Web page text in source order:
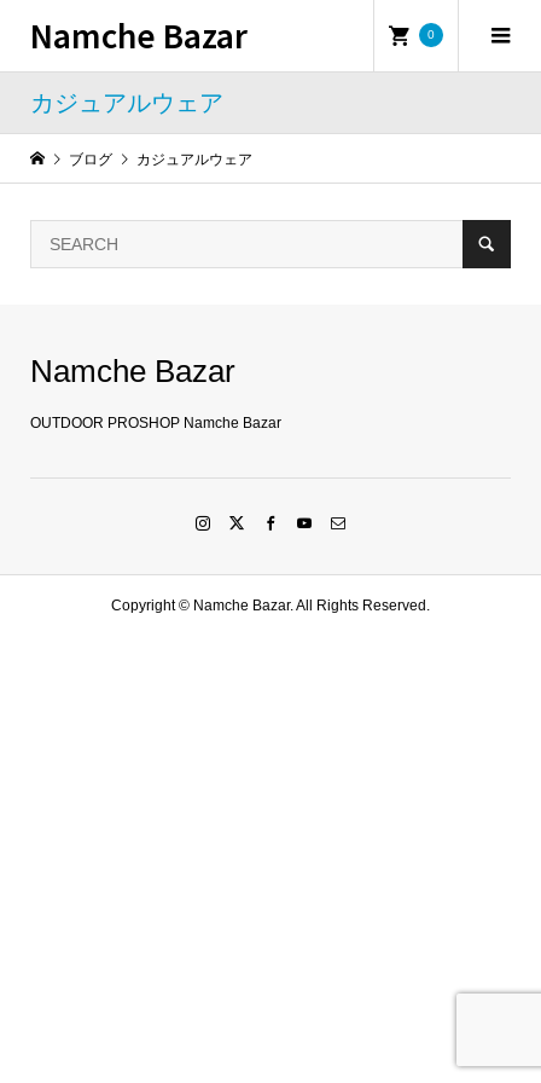
Namche Bazar 0
カジュアルウェア
ブログ カジュアルウェア
Namche Bazar
OUTDOOR PROSHOP Namche Bazar
Copyright © Namche Bazar. All Rights Reserved.
LINE友達登録